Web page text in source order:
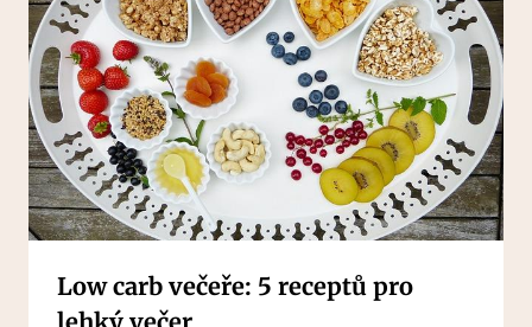
Low carb večeře: 5 receptů pro